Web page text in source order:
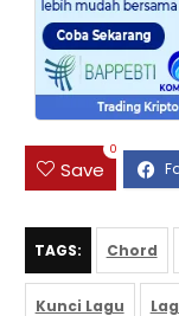
Save
0
TAGS: Chord
Kunci Lagu